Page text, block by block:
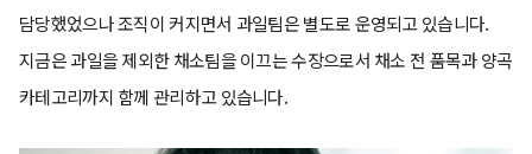
담당했었으나 조직이 커지면서 과일팀은 별도로 운영되고 있습니다.
지금은 과일을 제외한 채소팀을 이끄는 수장으로서 채소 전 품목과 양곡
카테고리까지 함께 관리하고 있습니다.